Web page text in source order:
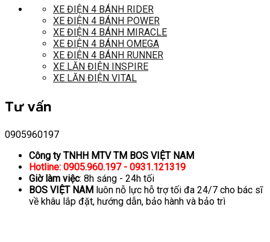
XE ĐIỆN 4 BÁNH RIDER
XE ĐIỆN 4 BÁNH POWER
XE ĐIỆN 4 BÁNH MIRACLE
XE ĐIỆN 4 BÁNH OMEGA
XE ĐIỆN 4 BÁNH RUNNER
XE LĂN ĐIỆN INSPIRE
XE LĂN ĐIỆN VITAL
Tư vấn
0905960197
Công ty TNHH MTV TM BOS VIỆT NAM
Hotline: 0905.960.197 - 0931.121319
Giờ làm việc: 8h sáng - 24h tối
BOS VIỆT NAM luôn nỗ lực hỗ trợ tối đa 24/7 cho bác sĩ
về khâu lắp đặt, hướng dẫn, bảo hành và bảo trì